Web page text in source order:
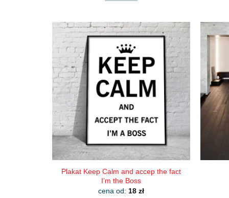
ma
wariantów.
Opcje
wybrać
stronie
produktu
Plakat Keep Calm and accep the fact
I’m the Boss
cena od: 18 zł